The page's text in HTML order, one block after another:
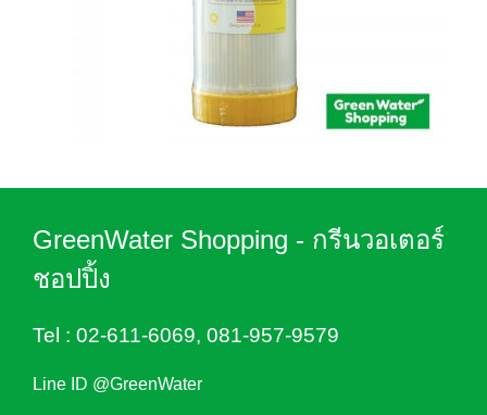
GreenWater Shopping - กรีนวอเตอร์
ชอปปิ้ง
Tel : 02-611-6069, 081-957-9579
Line ID @GreenWater